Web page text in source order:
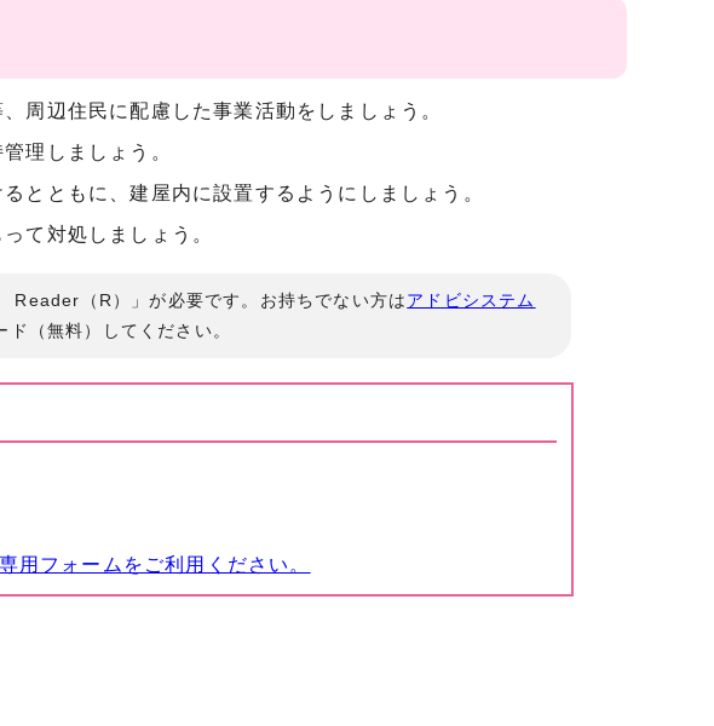
周辺住民に配慮した事業活動をしましょう。
理しましょう。
とともに、建屋内に設置するようにしましょう。
て対処しましょう。
Reader（R）」が必要です。お持ちでない方はアドビシステム
ド（無料）してください。
フォームをご利用ください。